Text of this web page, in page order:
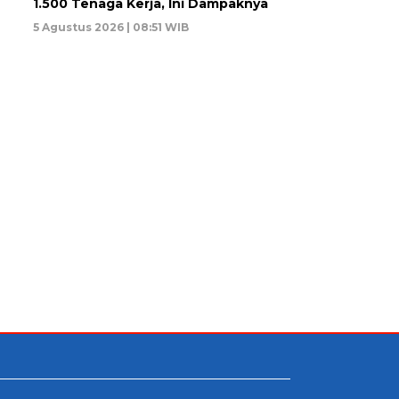
1.500 Tenaga Kerja, Ini Dampaknya
5 Agustus 2026 | 08:51 WIB